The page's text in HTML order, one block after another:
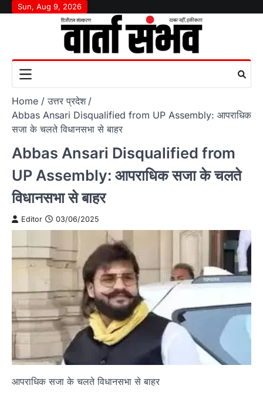
SkipSun, Aug 9, 2026
Home
उत्तर प्रदेश
Abbas Ansari Disqualified from UP Assembly: आपराधिक
सजा के चलते विधानसभा से बाहर
Abbas Ansari Disqualified from
UP Assembly: आपराधिक सजा के चलते
विधानसभा से बाहर
Editor 03/06/2025
आपराधिक सजा के चलते विधानसभा से बाहर